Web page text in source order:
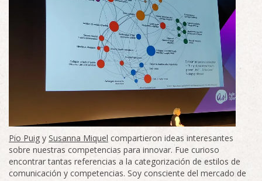
Pio Puig y Susanna Miquel compartieron ideas interesantes
sobre nuestras competencias para innovar. Fue curioso
encontrar tantas referencias a la categorización de estilos de
comunicación y competencias. Soy consciente del mercado de